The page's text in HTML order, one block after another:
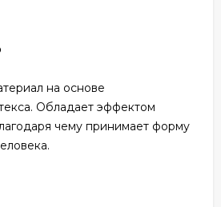
на основе
Обладает эффектом
чему принимает форму